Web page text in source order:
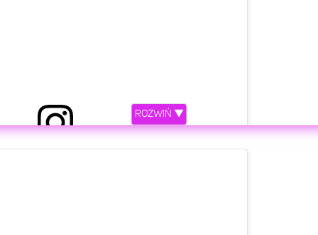
Patrycja Mołczanow (@patrycjamolczanow)
ROZWIŃ ▼